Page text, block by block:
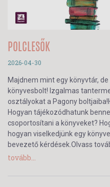
POLCLESŐK
2026-04-30
Majdnem mint egy könyvtár,
könyvesbolt! Izgalmas
osztályokat a Pagony
Hogyan tájékozódhatunk
csoportosítani a könyveket?
hogyan viselkedjünk egy
bevezető kérdések.Olvass
tovább...